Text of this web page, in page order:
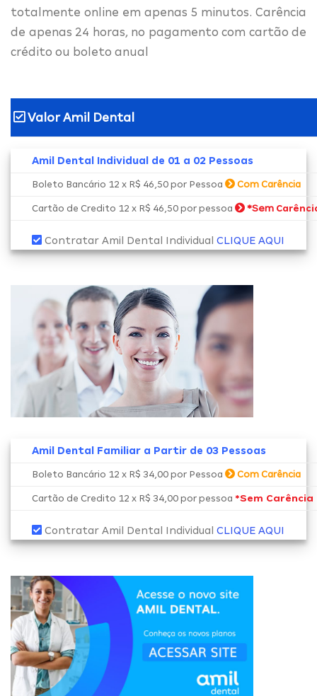
totalmente online em apenas 5 minutos. Carência
de apenas 24 horas, no pagamento com cartão de
crédito ou boleto anual
Valor Amil Dental
Amil Dental Individual de 01 a 02 Pessoas
Boleto Bancário 12 x R$ 46,50 por Pessoa Com Carência
Cartão de Credito 12 x R$ 46,50 por pessoa *Sem
Contratar Amil Dental Individual CLIQUE AQUI
Amil Dental Familiar a Partir de 03 Pessoas
Boleto Bancário 12 x R$ 34,00 por Pessoa Com Carência
Cartão de Credito 12 x R$ 34,00 por pessoa *Sem Carência
Contratar Amil Dental Individual CLIQUE AQUI